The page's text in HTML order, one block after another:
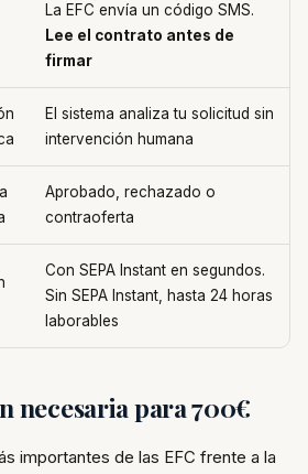
La EFC envía un código SMS.
Lee el contrato antes de
firmar
El sistema analiza tu solicitud sin
intervención humana
Aprobado, rechazado o
contraoferta
Con SEPA Instant en segundos.
Sin SEPA Instant, hasta 24 horas
laborables
necesaria para 700€
importantes de las EFC frente a la